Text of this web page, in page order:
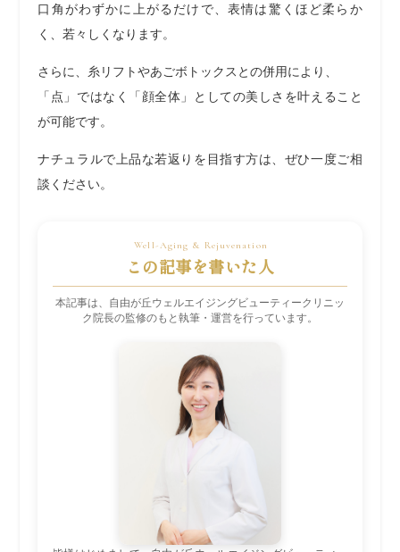
口角がわずかに上がるだけで、表情は驚くほど柔らか
く、若々しくなります。
さらに、糸リフトやあごボトックスとの併用により、
「点」ではなく「顔全体」としての美しさを叶えること
が可能です。
ナチュラルで上品な若返りを目指す方は、ぜひ一度ご相
談ください。
この記事を書いた人
本記事は、自由が丘ウェルエイジングビューティークリニッ
ク院長の監修のもと執筆・運営を行っています。